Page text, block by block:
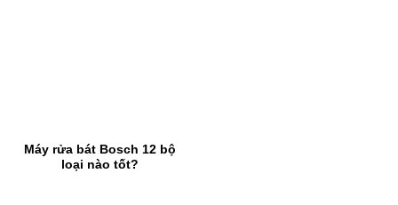
Máy rửa bát Bosch 12 bộ
loại nào tốt?